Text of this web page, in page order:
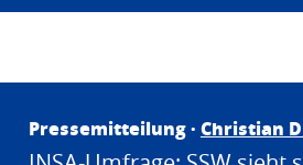
Pressemitteilung · Christian